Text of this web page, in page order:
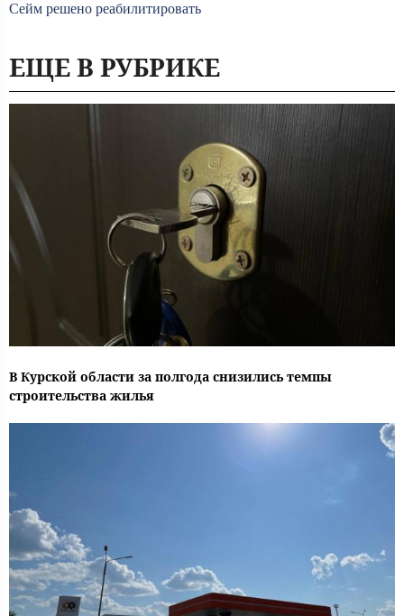
Сейм решено реабилитировать
ЕЩЕ В РУБРИКЕ
В Курской области за полгода снизились темпы
строительства жилья